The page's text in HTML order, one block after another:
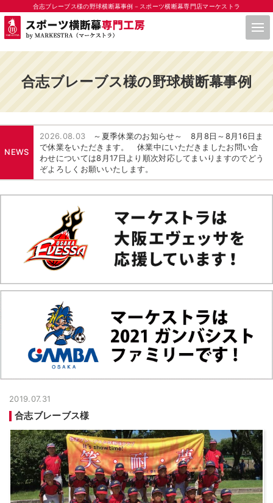
合志ブレーブス様の野球横断幕事例－スポーツ横断幕専門店マーケストラ
合志ブレーブス様の野球横断幕事例
NEWS
2026.08.03
～夏季休業のお知らせ～ 8月8日～8月16日ま
で休業をいただきます。 休業中にいただきましたお問い合
わせについては8月17日より順次対応してまいりますのでどう
ぞよろしくお願いいたします。
2019.07.31
合志ブレーブス様